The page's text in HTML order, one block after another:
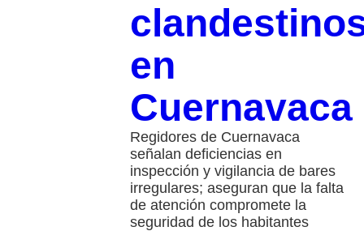
en
Cuernavaca
Regidores de Cuernavaca
señalan deficiencias en
inspección y vigilancia de bares
irregulares; aseguran que la falta
de atención compromete la
seguridad de los habitantes